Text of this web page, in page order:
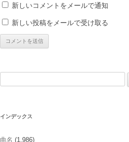
新しいコメントをメールで通知
新しい投稿をメールで受け取る
インデックス
曲名 (1,986)